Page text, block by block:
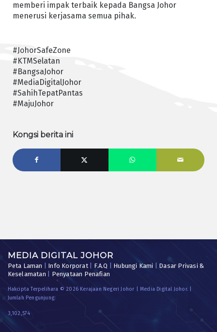
memberi impak terbaik kepada Bangsa Johor
menerusi kerjasama semua pihak.
#JohorSafeZone
#KTMSelatan
#BangsaJohor
#MediaDigitalJohor
#SahihTepatPantas
#MajuJohor
Kongsi berita ini
MEDIA DIGITAL JOHOR
Peta Laman Info Korporat| F.A.Q Hubungi Kami
Dasar Privasi &
Keselamatan
Penyataan Penafian
Hakcipta Terpelihara © 2026 Kerajaan Negeri Johor | Media Digital Johor. |
Jumlah Pengunjung:
3,102,574